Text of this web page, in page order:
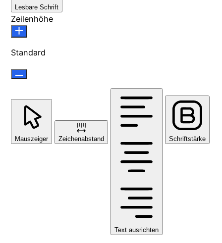
Lesbare Schrift
Zeilenhöhe
Standard
Mauszeiger Zeichenabstand
Text ausrichten
Schriftstärke